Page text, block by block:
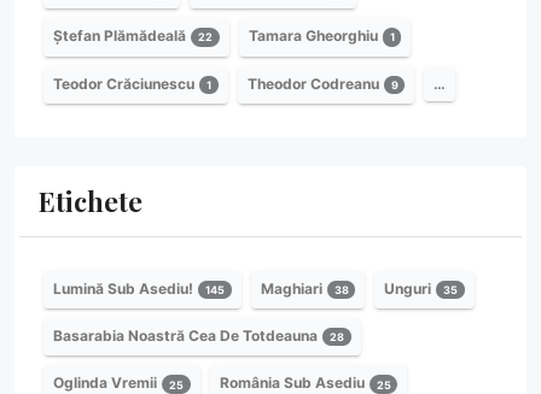
Ștefan Plămădeală 22 Tamara Gheorghiu 1
Teodor Crăciunescu 1 Theodor Codreanu 9 …
Etichete
Lumină Sub Asediu! 145 Maghiari 38 Unguri 35
Basarabia Noastră Cea De Totdeauna 28
Oglinda Vremii 25 România Sub Asediu 25